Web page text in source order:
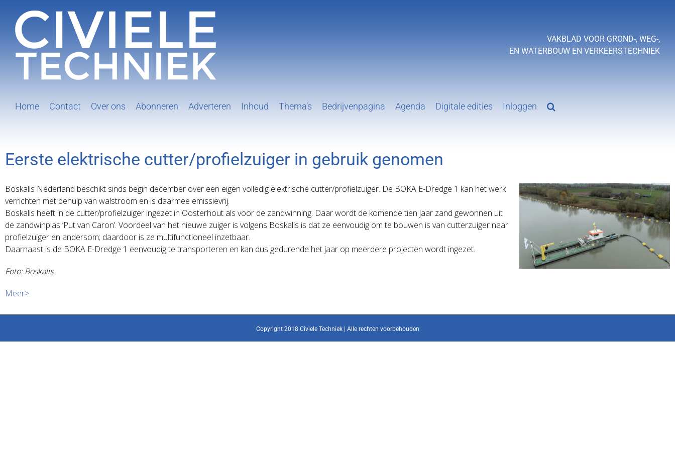
inhoud
VAKBLAD VOOR GROND-, WEG-,
EN WATERBOUW EN VERKEERSTECHNIEK
Home Contact Over ons Abonneren Adverteren Inhoud Thema’s Bedrijvenpagina Agenda Digitale edities Inloggen
Eerste elektrische cutter/profielzuiger in gebruik genomen
Boskalis Nederland beschikt sinds begin december over een eigen volledig elektrische cutter/profielzuiger. De BOKA E-Dredge 1 kan het werk
verrichten met behulp van walstroom en is daarmee emissievrij.
Boskalis heeft in de cutter/profielzuiger ingezet in Oosterhout als voor de zandwinning. Daar wordt de komende tien jaar zand gewonnen uit
de zandwinplas ‘Put van Caron’. Voordeel van het nieuwe zuiger is volgens Boskalis is dat ze eenvoudig om te bouwen is van cutterzuiger naar
profielzuiger en andersom; daardoor is ze multifunctioneel inzetbaar.
Daarnaast is de BOKA E-Dredge 1 eenvoudig te transporteren en kan dus gedurende het jaar op meerdere projecten wordt ingezet.
Foto: Boskalis
Meer>
Copyright 2018 Civiele Techniek | Alle rechten voorbehouden